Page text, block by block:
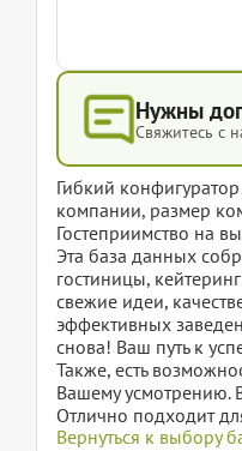
Нужны
Свяжитесь с
Гибкий
компании, размер
Гостеприимство на
Эта база данных
гостиницы,
свежие идеи,
эффективных
снова! Ваш путь к
Также, есть
Вашему усмотрению.
Отлично подходит
Вернуться к выбору